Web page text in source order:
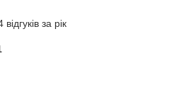
за рік